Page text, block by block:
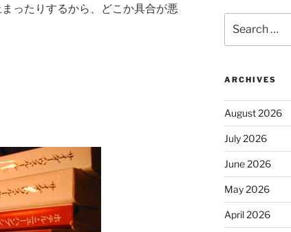
ったりするから、どこか具合が悪
for:
ARCHIVES
August 2026
July 2026
June 2026
May 2026
April 2026